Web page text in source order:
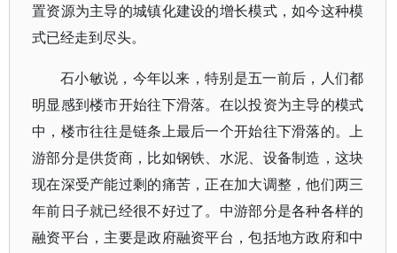
置资源为主导的城镇化建设的增长模式，如今这种模
式已经走到尽头。
石小敏说，今年以来，特别是五一前后，人们都
明显感到楼市开始往下滑落。在以投资为主导的模式
中，楼市往往是链条上最后一个开始往下滑落的。上
游部分是供货商，比如钢铁、水泥、设备制造，这块
现在深受产能过剩的痛苦，正在加大调整，他们两三
年前日子就已经很不好过了。中游部分是各种各样的
融资平台，主要是政府融资平台，包括地方政府和中